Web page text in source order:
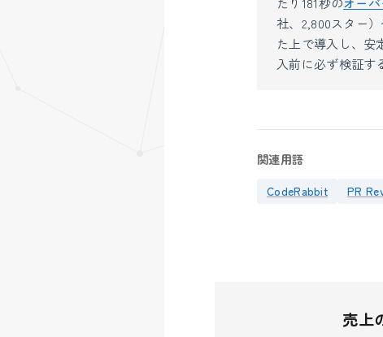
社、2,800スター）
た上で導入し、安
入前に必ず検証す
関連用語
CodeRabbit PR
売上